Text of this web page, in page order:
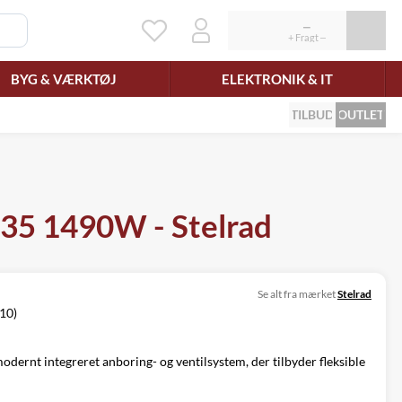
BYG & VÆRKTØJ ELEKTRONIK & IT
TILBUD OUTLET
1490W - Stelrad
Se alt fra mærketStelrad
integreret anboring- og ventilsystem, der tilbyder fleksible